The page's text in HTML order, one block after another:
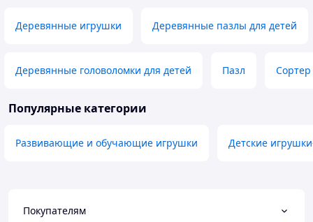
Деревянные игрушки Деревянные пазлы для детей
Деревянные головоломки для детей Пазл
Популярные категории
Развивающие и обучающие игрушки Детские
Покупателям